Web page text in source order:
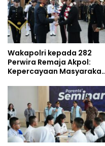
Wakapolri kepada 282
Perwira Remaja Akpol:
Kepercayaan Masyarakat